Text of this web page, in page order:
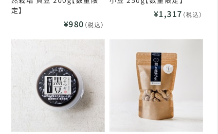
定】
¥980 （税込）
¥1,317 （税込）